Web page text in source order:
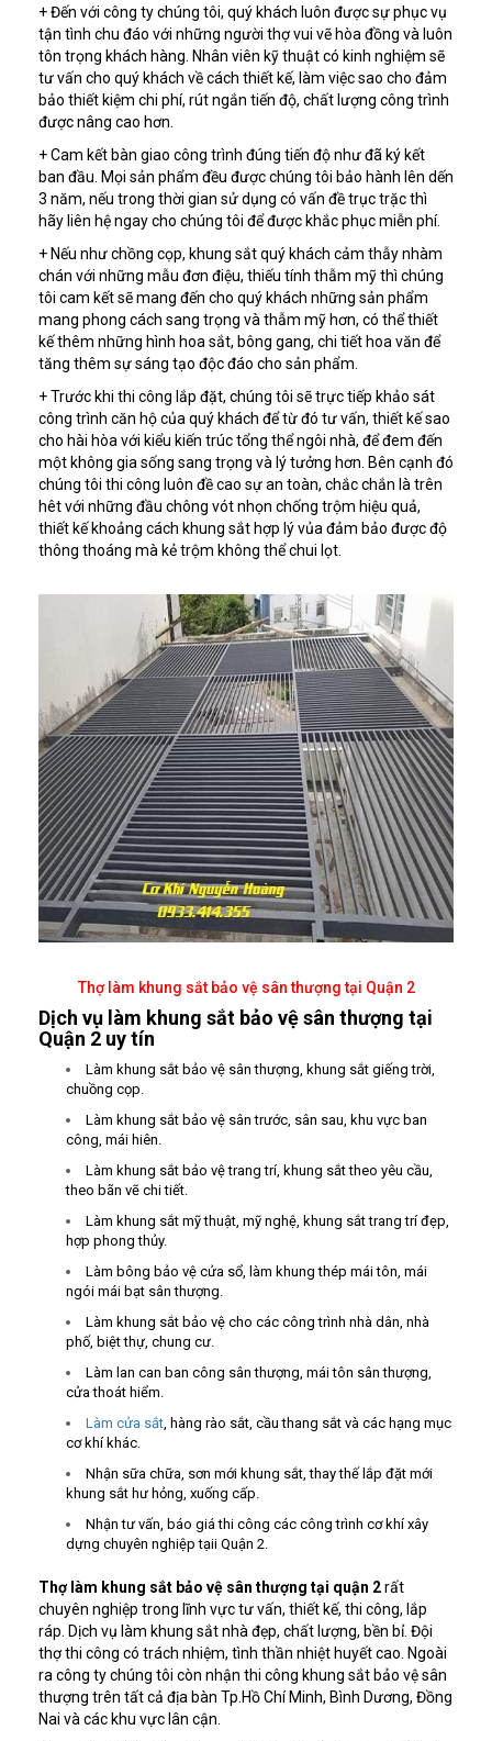
+ Đến với công ty chúng tôi, quý khách luôn được sự phục vụ
tận tình chu đáo với những người thợ vui vẽ hòa đồng và luôn
tôn trọng khách hàng. Nhân viên kỹ thuật có kinh nghiệm sẽ
tư vấn cho quý khách về cách thiết kế, làm việc sao cho đảm
bảo thiết kiệm chi phí, rút ngắn tiến độ, chất lượng công trình
được nâng cao hơn.
+ Cam kết bàn giao công trình đúng tiến độ như đã ký kết
ban đầu. Mọi sản phẩm đều được chúng tôi bảo hành lên dến
3 năm, nếu trong thời gian sử dụng có vấn đề trục trặc thì
hãy liên hệ ngay cho chúng tôi để được khắc phục miễn phí.
+ Nếu như chồng cọp, khung sắt quý khách cảm thẫy nhàm
chán với những mẫu đơn điệu, thiếu tính thẫm mỹ thì chúng
tôi cam kết sẽ mang đến cho quý khách những sản phẩm
mang phong cách sang trọng và thẫm mỹ hơn, có thể thiết
kế thêm những hình hoa sắt, bông gang, chi tiết hoa văn để
tăng thêm sự sáng tạo độc đáo cho sản phẩm.
+ Trước khi thi công lắp đặt, chúng tôi sẽ trực tiếp khảo sát
công trình căn hộ của quý khách để từ đó tư vấn, thiết kế sao
cho hài hòa với kiểu kiến trúc tổng thể ngôi nhà, để đem đến
một không gia sống sang trọng và lý tưởng hơn. Bên cạnh đó
chúng tôi thi công luôn đề cao sự an toàn, chắc chắn là trên
hêt với những đầu chông vót nhọn chống trộm hiệu quả,
thiết kế khoảng cách khung sắt hợp lý vủa đảm bảo được độ
thông thoáng mà kẻ trộm không thể chui lọt.
Thợ làm khung sắt bảo vệ sân thượng tại Quận 2
Dịch vụ làm khung sắt bảo vệ sân thượng tại
Quận 2 uy tín
Làm khung sắt bảo vệ sân thượng, khung sắt giếng trời,
chuồng cọp.
Làm khung sắt bảo vệ sân trước, sân sau, khu vực ban
công, mái hiên.
Làm khung sắt bảo vệ trang trí, khung sắt theo yêu cầu,
theo bãn vẽ chi tiết.
Làm khung sắt mỹ thuật, mỹ nghệ, khung sắt trang trí đẹp,
hợp phong thủy.
Làm bông bảo vệ cửa sổ, làm khung thép mái tôn, mái
ngói mái bạt sân thượng.
Làm khung sắt bảo vệ cho các công trình nhà dân, nhà
phố, biệt thự, chung cư.
Làm lan can ban công sân thượng, mái tôn sân thượng,
cửa thoát hiểm.
Làm cửa sắt , hàng rào sắt, cầu thang sắt và các hạng mục
cơ khí khác.
Nhận sữa chữa, sơn mới khung sắt, thay thế lắp đặt mới
khung sắt hư hỏng, xuống cấp.
Nhận tư vấn, báo giá thi công các công trình cơ khí xây
dựng chuyên nghiệp tạii Quận 2.
Thợ làm khung sắt bảo vệ sân thượng tại quận 2rất
chuyên nghiệp trong lĩnh vực tư vấn, thiết kế, thi công, lắp
ráp. Dịch vụ làm khung sắt nhà đẹp, chất lượng, bền bỉ. Đội
thợ thi công có trách nhiệm, tình thần nhiệt huyết cao. Ngoài
ra công ty chúng tôi còn nhận thi công khung sắt bảo vệ sân
thượng trên tất cả địa bàn Tp.Hồ Chí Minh, Bình Dương, Đồng
Nai và các khu vực lân cận.